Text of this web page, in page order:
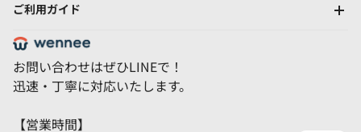
ご利用ガイド
お問い合わせはぜひLINEで！
迅速・丁寧に対応いたします。
【営業時間】